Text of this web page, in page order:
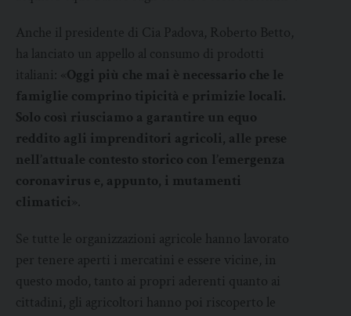
Anche il presidente di Cia Padova, Roberto Betto,
ha lanciato un appello al consumo di prodotti
italiani: «Oggi più che mai è necessario che le
famiglie comprino tipicità e primizie locali.
Solo così riusciamo a garantire un equo
reddito agli imprenditori agricoli, alle prese
nell’attuale contesto storico con l’emergenza
coronavirus e, appunto, i mutamenti
climatici ».
Se tutte le organizzazioni agricole hanno lavorato
per tenere aperti i mercatini e essere vicine, in
questo modo, tanto ai propri aderenti quanto ai
cittadini, gli agricoltori hanno poi riscoperto le